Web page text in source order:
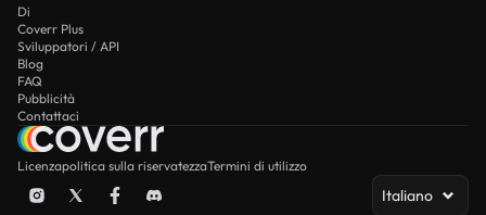
Di
Coverr Plus
Sviluppatori / API
Blog
FAQ
Pubblicità
Contattaci
Licenzapolitica sulla riservatezzaTermini di utilizzo
Italiano